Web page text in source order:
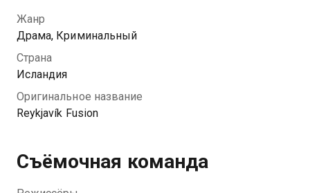
втягивает его в опасную игру с отмыванием денег.
Теперь под угрозой не только его условный срок,
но и жизни тех, чье доверие он так отчаянно хочет
вернуть.
Посмотреть онлайн 1 сезон сериала Рейкьявик
Фьюжн вы можете совершенно бесплатно в
Жанр
Драма, Криминальный
Страна
Исландия
Оригинальное название
Reykjavík Fusion
Съёмочная команда